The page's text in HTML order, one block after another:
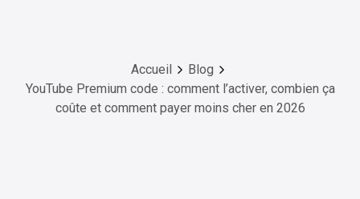
Accueil
Blog
YouTube Premium code : comment l’activer, combien ça
coûte et comment payer moins cher en 2026